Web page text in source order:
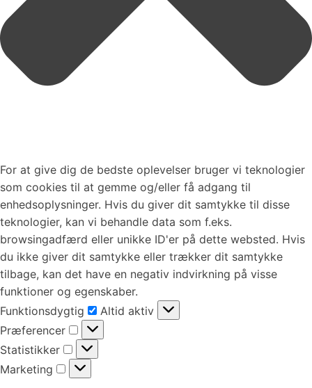
For at give dig de bedste oplevelser bruger vi teknologier
som cookies til at gemme og/eller få adgang til
enhedsoplysninger. Hvis du giver dit samtykke til disse
teknologier, kan vi behandle data som f.eks.
browsingadfærd eller unikke ID'er på dette websted. Hvis
du ikke giver dit samtykke eller trækker dit samtykke
tilbage, kan det have en negativ indvirkning på visse
funktioner og egenskaber.
Funktionsdygtig
Funktionsdygtig
Altid aktiv
Præferencer
Præferencer
Statistikker
Statistikker
Marketing
Marketing